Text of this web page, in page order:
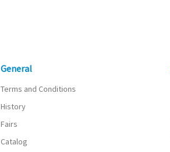
General
Terms and Conditions
History
Fairs
Catalog